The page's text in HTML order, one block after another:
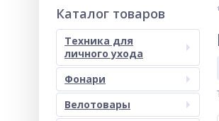
Каталог товаров
Техника для
личного ухода
Фонари
Велотовары